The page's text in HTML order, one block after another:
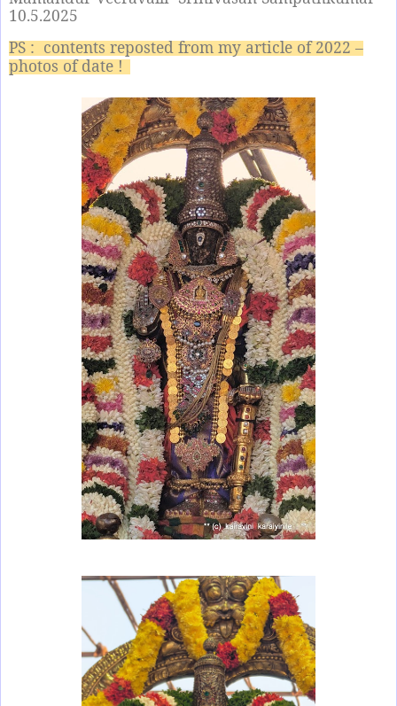
10.5.2025
PS : contents reposted from my article of 2022 –
photos of date !